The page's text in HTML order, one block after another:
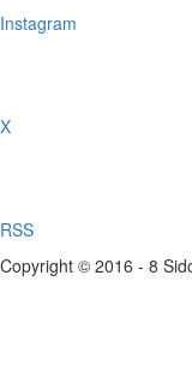
Instagram
X
RSS
Copyright © 2016 - 8